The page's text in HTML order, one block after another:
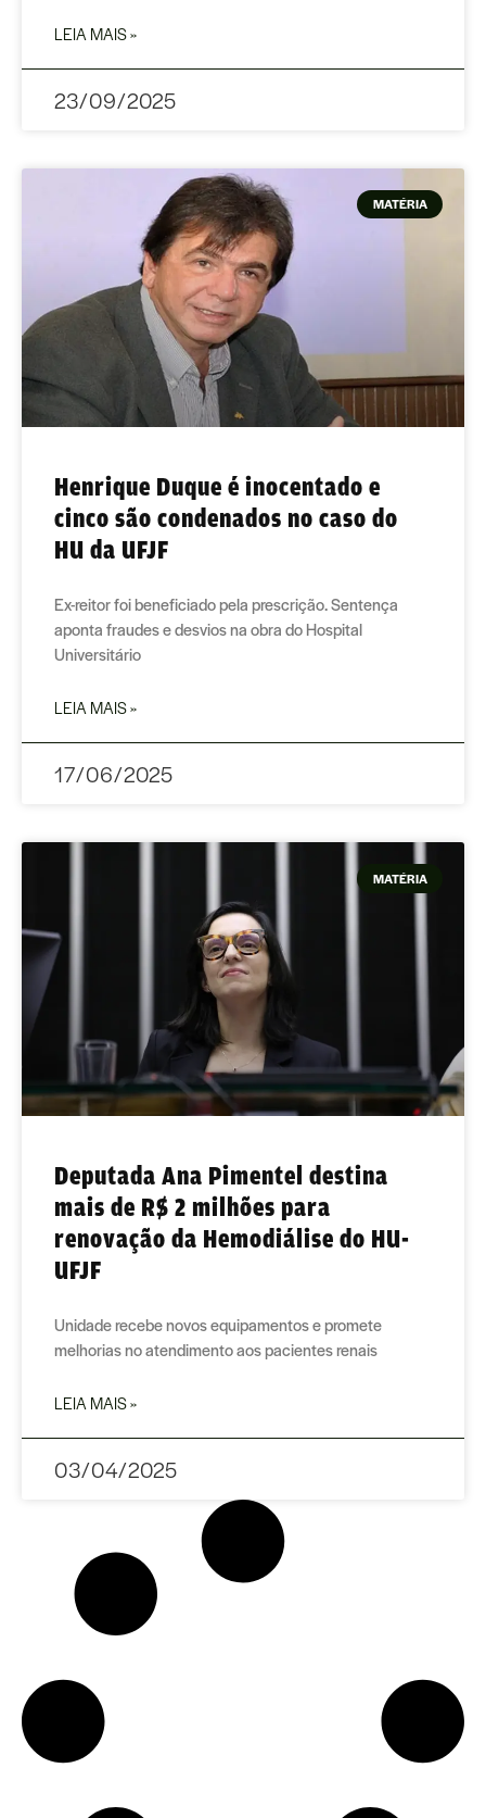
LEIA MAIS »
23/09/2025
MATÉRIA
Henrique Duque é inocentado e
cinco são condenados no caso do
HU da UFJF
Ex-reitor foi beneficiado pela prescrição. Sentença
aponta fraudes e desvios na obra do Hospital
Universitário
LEIA MAIS »
17/06/2025
MATÉRIA
Deputada Ana Pimentel destina
mais de R$ 2 milhões para
renovação da Hemodiálise do HU-
UFJF
Unidade recebe novos equipamentos e promete
melhorias no atendimento aos pacientes renais
LEIA MAIS »
03/04/2025